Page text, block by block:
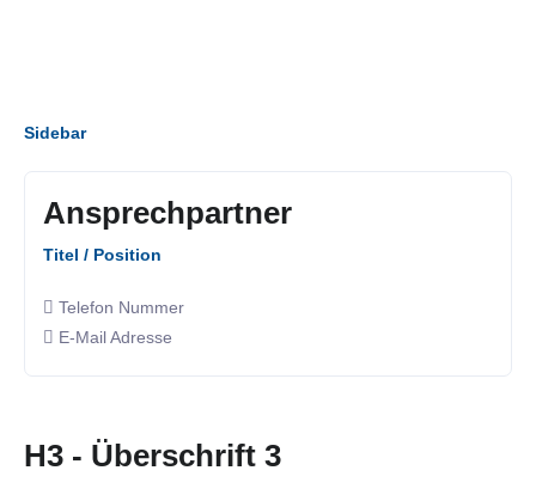
Sidebar
Ansprechpartner
Titel / Position
Telefon Nummer
E-Mail Adresse
H3 - Überschrift 3